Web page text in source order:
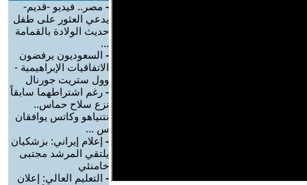
- مصر.. فيديو -قديم-
يدعي العثور على طفل
حديث الولادة بالقمامة
...
- السعوديون يرفضون
الاتفاقيات الإبراهيمية -
وول ستريت جورنال
- رغم اشتراطهما سابقاً
نزع سلاح حماس..
نتنياهو وكاتس يوافقان
س ...
- إعلام إيراني: بزشكيان
يلتقي المرشد مجتبى
خامنئي
- التعليم العالي: إعلان